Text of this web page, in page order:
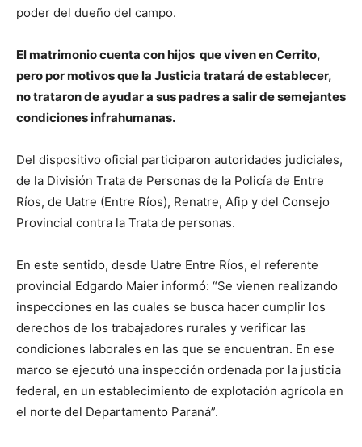
poder del dueño del campo.
El matrimonio cuenta con hijos que viven en Cerrito,
pero por motivos que la Justicia tratará de establecer,
no trataron de ayudar a sus padres a salir de semejantes
condiciones infrahumanas.
Del dispositivo oficial participaron autoridades judiciales,
de la División Trata de Personas de la Policía de Entre
Ríos, de Uatre (Entre Ríos), Renatre, Afip y del Consejo
Provincial contra la Trata de personas.
En este sentido, desde Uatre Entre Ríos, el referente
provincial Edgardo Maier informó: “Se vienen realizando
inspecciones en las cuales se busca hacer cumplir los
derechos de los trabajadores rurales y verificar las
condiciones laborales en las que se encuentran. En ese
marco se ejecutó una inspección ordenada por la justicia
federal, en un establecimiento de explotación agrícola en
el norte del Departamento Paraná”.